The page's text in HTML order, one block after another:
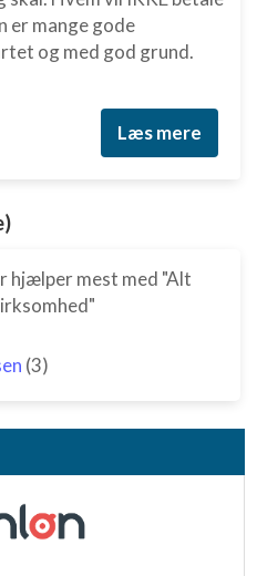
er mange gode
og med god grund.
Læs mere
hjælper mest med "Alt
(3)